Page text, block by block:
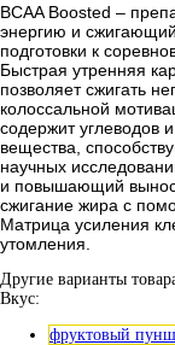
BCAA Boosted –
энергию и
подготовки к
Быстрая утренняя
позволяет сжигать
колоссальной
содержит углеводов
вещества,
научных
и повышающий
сжигание жира с
Матрица усиления
утомления.
Другие варианты
Вкус:
фруктовый пунш